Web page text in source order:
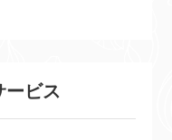
ービス